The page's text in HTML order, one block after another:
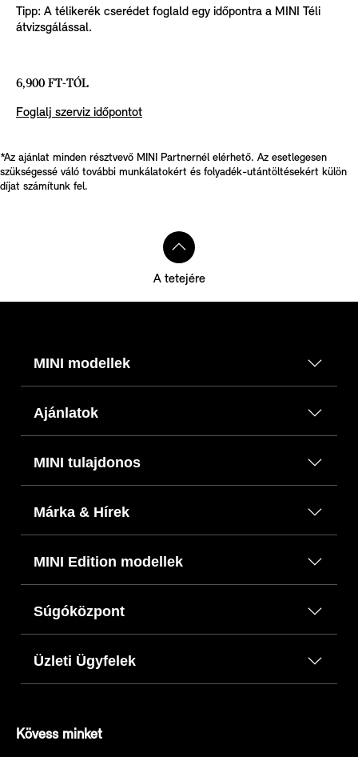
Tipp: A télikerék cserédet foglald egy időpontra a MINI Téli
átvizsgálással.
6,900 FT-TÓL
Foglalj szerviz időpontot
*Az ajánlat minden résztvevő MINI Partnernél elérhető. Az esetlegesen
szükségessé váló további munkálatokért és folyadék-utántöltésekért külön
díjat számítunk fel.
A tetejére
MINI modellek
Ajánlatok
MINI tulajdonos
Márka & Hírek
MINI Edition modellek
Súgóközpont
Üzleti Ügyfelek
Kövess minket